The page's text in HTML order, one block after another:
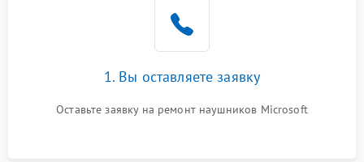
1. Вы оставляете заявку
Оставьте заявку на ремонт наушников Microsoft